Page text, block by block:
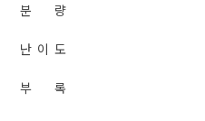
분 량
난 이 도
부 록